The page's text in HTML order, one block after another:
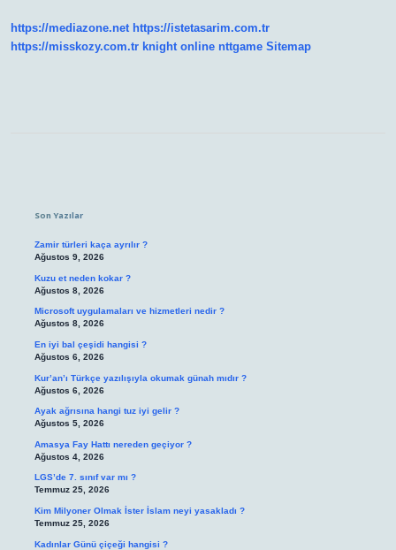
https://mediazone.net https://istetasarim.com.tr
https://misskozy.com.tr knight online nttgame Sitemap
Son Yazılar
Zamir türleri kaça ayrılır ?
Ağustos 9, 2026
Kuzu et neden kokar ?
Ağustos 8, 2026
Microsoft uygulamaları ve hizmetleri nedir ?
Ağustos 8, 2026
En iyi bal çeşidi hangisi ?
Ağustos 6, 2026
Kur’an’ı Türkçe yazılışıyla okumak günah mıdır ?
Ağustos 6, 2026
Ayak ağrısına hangi tuz iyi gelir ?
Ağustos 5, 2026
Amasya Fay Hattı nereden geçiyor ?
Ağustos 4, 2026
LGS’de 7. sınıf var mı ?
Temmuz 25, 2026
Kim Milyoner Olmak İster İslam neyi yasakladı ?
Temmuz 25, 2026
Kadınlar Günü çiçeği hangisi ?